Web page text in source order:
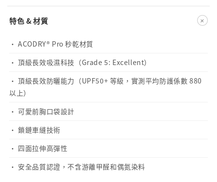
特色 & 材質 +
· ACODRY® Pro 秒乾材質
· 頂級長效吸濕科技（Grade 5: Excellent）
· 頂級長效防曬能力（UPF50+ 等級，實測平均防護係數 880
以上）
· 可愛前胸口袋設計
· 鎖鏈車縫技術
· 四面拉伸高彈性
· 安全品質認證，不含游離甲醛和偶氮染料